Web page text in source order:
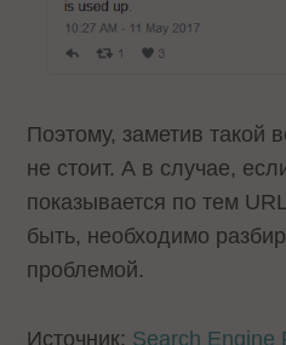
Поэтому, заметив такой
не стоит. А в случае,
показывается по тем
быть, необходимо
проблемой.
Источник: Search Engine